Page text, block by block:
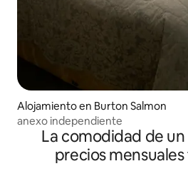
Alojamiento en Burton Salmon
anexo independiente
La comodidad de
precios